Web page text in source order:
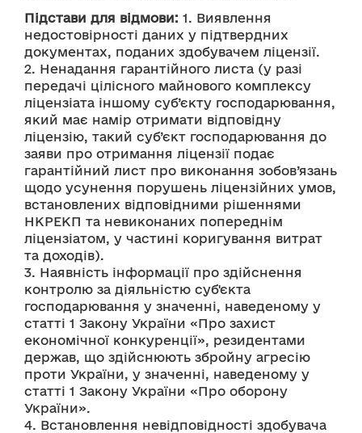
Підстави для відмови: 1. Виявлення
недостовірності даних у підтвердних
документах, поданих здобувачем ліцензії.
2. Ненадання гарантійного листа (у разі
передачі цілісного майнового комплексу
ліцензіата іншому суб’єкту господарювання,
який має намір отримати відповідну
ліцензію, такий суб’єкт господарювання до
заяви про отримання ліцензії подає
гарантійний лист про виконання зобов’язань
щодо усунення порушень ліцензійних умов,
встановлених відповідними рішеннями
НКРЕКП та невиконаних попереднім
ліцензіатом, у частині коригування витрат
та доходів).
3. Наявність інформації про здійснення
контролю за діяльністю суб'єкта
господарювання у значенні, наведеному у
статті 1 Закону України «Про захист
економічної конкуренції», резидентами
держав, що здійснюють збройну агресію
проти України, у значенні, наведеному у
статті 1 Закону України «Про оборону
України».
4. Встановлення невідповідності здобувача